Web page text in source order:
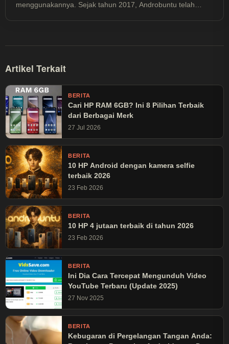
menggunakannya. Sejak tahun 2017, Androbuntu telah
Artikel Terkait
BERITA
Cari HP RAM 6GB? Ini 8 Pilihan Terbaik
dari Berbagai Merk
27 Jul 2026
BERITA
10 HP Android dengan kamera selfie
terbaik 2026
23 Feb 2026
BERITA
10 HP 4 jutaan terbaik di tahun 2026
23 Feb 2026
BERITA
Ini Dia Cara Tercepat Mengunduh Video
YouTube Terbaru (Update 2025)
27 Nov 2025
BERITA
Kebugaran di Pergelangan Tangan Anda: